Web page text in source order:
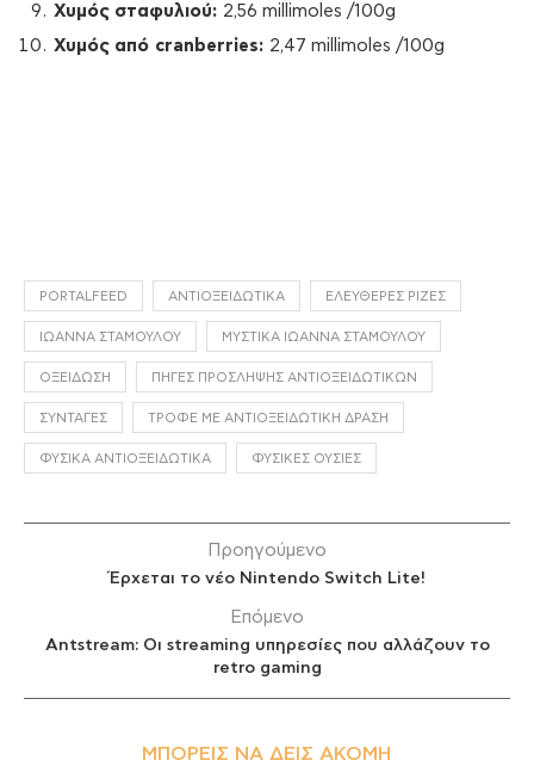
Χυμός σταφυλιού: 2,56 millimoles /100g
Χυμός από cranberries: 2,47 millimoles /100g
PORTALFEED ΑΝΤΙΟΞΕΙΔΩΤΙΚΆ ΕΛΕΎΘΕΡΕΣ ΡΊΖΕΣ
ΙΩΆΝΝΑ ΣΤΑΜΟΎΛΟΥ ΜΥΣΤΙΚΆ ΙΩΆΝΝΑ ΣΤΑΜΟΎΛΟΥ
ΟΞΕΊΔΩΣΗ ΠΗΓΈΣ ΠΡΌΣΛΗΨΗΣ ΑΝΤΙΟΞΕΙΔΩΤΙΚΏΝ
ΣΥΝΤΑΓΈΣ ΤΡΟΦΈ ΜΕ ΑΝΤΙΟΞΕΙΔΩΤΙΚΉ ΔΡΆΣΗ
ΦΥΣΙΚΆ ΑΝΤΙΟΞΕΙΔΩΤΙΚΆ ΦΥΣΙΚΈΣ ΟΥΣΊΕΣ
Προηγούμενο
Έρχεται το νέο Nintendo Switch Lite!
Επόμενο
Antstream: Οι streaming υπηρεσίες που αλλάζουν το
retro gaming
ΜΠΟΡΕΊΣ ΝΑ ΔΕΙΣ ΑΚΌΜΗ